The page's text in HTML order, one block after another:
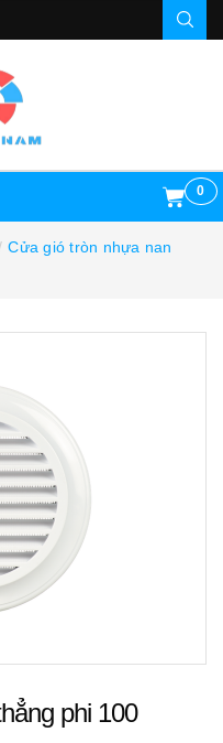
0
Cửa gió tròn nhựa nan
phi 100